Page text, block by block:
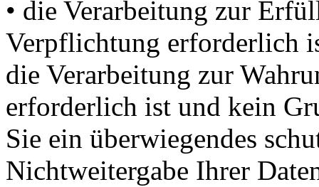
• die Verarbeitung zur
Verpflichtung erforderlich
die Verarbeitung zur
erforderlich ist und kein
Sie ein überwiegendes
Nichtweitergabe Ihrer